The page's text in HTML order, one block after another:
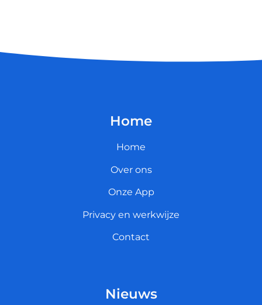
Home
Home
Over ons
Onze App
Privacy en werkwijze
Contact
Nieuws